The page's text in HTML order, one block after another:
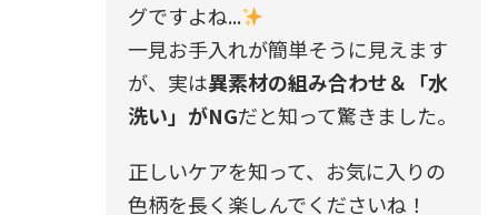
グですよね...
一見お手入れが簡単そうに見えます
が、実は異素材の組み合わせ＆「水
洗い」がNGだと知って驚きました。
正しいケアを知って、お気に入りの
色柄を長く楽しんでくださいね！